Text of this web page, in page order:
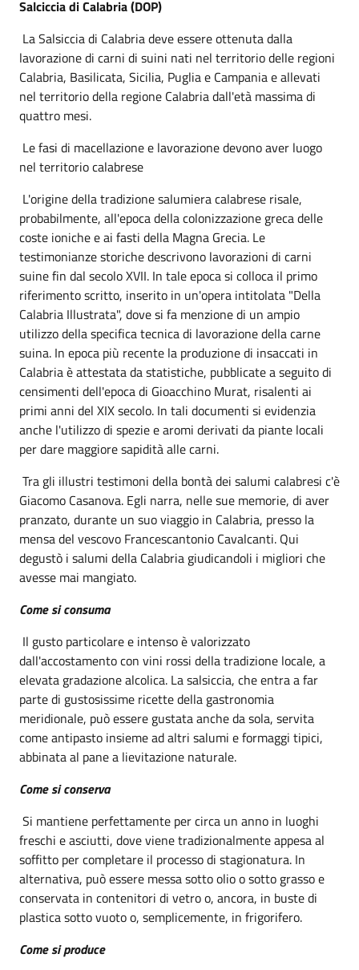
Salciccia di Calabria (DOP)
La Salsiccia di Calabria deve essere ottenuta dalla
lavorazione di carni di suini nati nel territorio delle regioni
Calabria, Basilicata, Sicilia, Puglia e Campania e allevati
nel territorio della regione Calabria dall'età massima di
quattro mesi.
Le fasi di macellazione e lavorazione devono aver luogo
nel territorio calabrese
L'origine della tradizione salumiera calabrese risale,
probabilmente, all'epoca della colonizzazione greca delle
coste ioniche e ai fasti della Magna Grecia. Le
testimonianze storiche descrivono lavorazioni di carni
suine fin dal secolo XVII. In tale epoca si colloca il primo
riferimento scritto, inserito in un'opera intitolata "Della
Calabria Illustrata", dove si fa menzione di un ampio
utilizzo della specifica tecnica di lavorazione della carne
suina. In epoca più recente la produzione di insaccati in
Calabria è attestata da statistiche, pubblicate a seguito di
censimenti dell'epoca di Gioacchino Murat, risalenti ai
primi anni del XIX secolo. In tali documenti si evidenzia
anche l'utilizzo di spezie e aromi derivati da piante locali
per dare maggiore sapidità alle carni.
Tra gli illustri testimoni della bontà dei salumi calabresi c'è
Giacomo Casanova. Egli narra, nelle sue memorie, di aver
pranzato, durante un suo viaggio in Calabria, presso la
mensa del vescovo Francescantonio Cavalcanti. Qui
degustò i salumi della Calabria giudicandoli i migliori che
avesse mai mangiato.
Come si consuma
Il gusto particolare e intenso è valorizzato
dall'accostamento con vini rossi della tradizione locale, a
elevata gradazione alcolica. La salsiccia, che entra a far
parte di gustosissime ricette della gastronomia
meridionale, può essere gustata anche da sola, servita
come antipasto insieme ad altri salumi e formaggi tipici,
abbinata al pane a lievitazione naturale.
Come si conserva
Si mantiene perfettamente per circa un anno in luoghi
freschi e asciutti, dove viene tradizionalmente appesa al
soffitto per completare il processo di stagionatura. In
alternativa, può essere messa sotto olio o sotto grasso e
conservata in contenitori di vetro o, ancora, in buste di
plastica sotto vuoto o, semplicemente, in frigorifero.
Come si produce